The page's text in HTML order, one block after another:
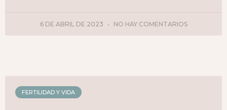
6 DE ABRIL DE 2023 NO HAY COMENTARIOS
FERTILIDAD Y VIDA